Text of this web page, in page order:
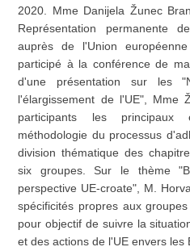
2020. Mme Danijela Žunec
Représentation permanente
auprès de l'Union
participé à la conférence de
d'une présentation sur les
l'élargissement de l'UE", Mme
participants les
méthodologie du processus
division thématique des
six groupes. Sur le thème
perspective UE-croate", M.
spécificités propres aux
pour objectif de suivre la
et des actions de l'UE envers les